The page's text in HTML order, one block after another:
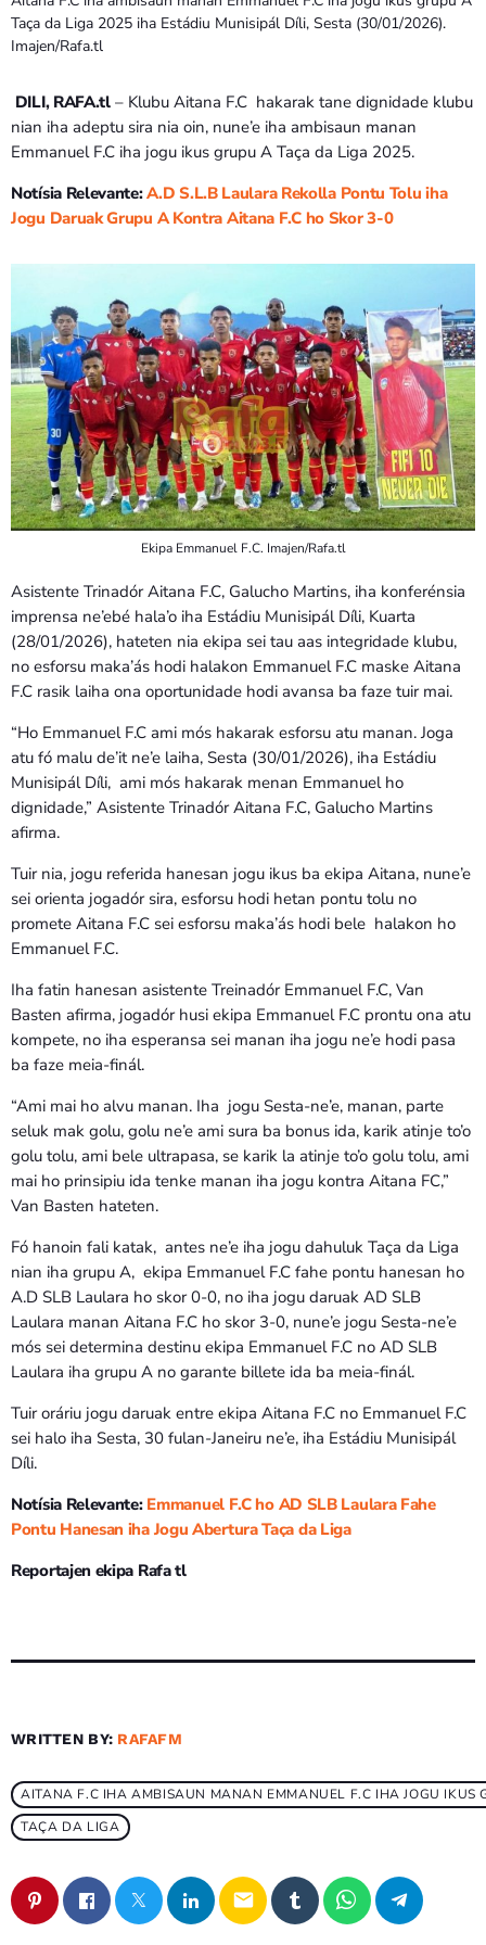
7:00 AM - 10:00 AM
Taça da Liga 2025 iha Estádiu Munisipál Díli, Sesta (30/01/2026).
Imajen/Rafa.tl
DILI, RAFA.tl– Klubu Aitana F.C hakarak tane dignidade klubu
nian iha adeptu sira nia oin, nune’e iha ambisaun manan
Emmanuel F.C iha jogu ikus grupu A Taça da Liga 2025.
Notísia Relevante:A.D S.L.B Laulara Rekolla Pontu Tolu iha
Jogu Daruak Grupu A Kontra Aitana F.C ho Skor 3-0
Ekipa Emmanuel F.C. Imajen/Rafa.tl
Asistente Trinadór Aitana F.C, Galucho Martins, iha konferénsia
imprensa ne’ebé hala’o iha Estádiu Munisipál Díli, Kuarta
(28/01/2026), hateten nia ekipa sei tau aas integridade klubu,
no esforsu maka’ás hodi halakon Emmanuel F.C maske Aitana
F.C rasik laiha ona oportunidade hodi avansa ba faze tuir mai.
“Ho Emmanuel F.C ami mós hakarak esforsu atu manan. Joga
atu fó malu de’it ne’e laiha, Sesta (30/01/2026), iha Estádiu
Munisipál Díli, ami mós hakarak menan Emmanuel ho
dignidade,” Asistente Trinadór Aitana F.C, Galucho Martins
afirma.
Tuir nia, jogu referida hanesan jogu ikus ba ekipa Aitana, nune’e
sei orienta jogadór sira, esforsu hodi hetan pontu tolu no
promete Aitana F.C sei esforsu maka’ás hodi bele halakon ho
Emmanuel F.C.
Iha fatin hanesan asistente Treinadór Emmanuel F.C, Van
Basten afirma, jogadór husi ekipa Emmanuel F.C prontu ona atu
kompete, no iha esperansa sei manan iha jogu ne’e hodi pasa
ba faze meia-finál.
“Ami mai ho alvu manan. Iha jogu Sesta-ne’e, manan, parte
seluk mak golu, golu ne’e ami sura ba bonus ida, karik atinje to’o
golu tolu, ami bele ultrapasa, se karik la atinje to’o golu tolu, ami
mai ho prinsipiu ida tenke manan iha jogu kontra Aitana FC,”
Van Basten hateten.
Fó hanoin fali katak, antes ne’e iha jogu dahuluk Taça da Liga
nian iha grupu A, ekipa Emmanuel F.C fahe pontu hanesan ho
A.D SLB Laulara ho skor 0-0, no iha jogu daruak AD SLB
Laulara manan Aitana F.C ho skor 3-0, nune’e jogu Sesta-ne’e
mós sei determina destinu ekipa Emmanuel F.C no AD SLB
Laulara iha grupu A no garante billete ida ba meia-finál.
Tuir oráriu jogu daruak entre ekipa Aitana F.C no Emmanuel F.C
sei halo iha Sesta, 30 fulan-Janeiru ne’e, iha Estádiu Munisipál
Díli.
Notísia Relevante: Emmanuel F.C ho AD SLB Laulara Fahe
Pontu Hanesan iha Jogu Abertura Taҫa da Liga
Reportajen ekipa Rafa tl
WRITTEN BY: RAFAFM
AITANA F.C IHA AMBISAUN MANAN EMMANUEL F.C IHA JOGU IKUS
TAÇA DA LIGA
email